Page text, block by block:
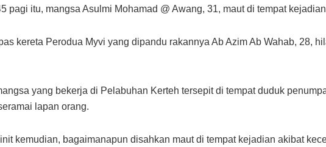
pagi itu, mangsa Asulmi Mohamad @ Awang, 31, maut di tempat
kereta Perodua Myvi yang dipandu rakannya Ab Azim Ab Wahab, 28,
yang bekerja di Pelabuhan Kerteh tersepit di tempat duduk
lapan orang.
kemudian, bagaimanapun disahkan maut di tempat kejadian akibat